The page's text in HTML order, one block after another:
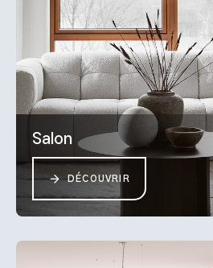
Salon
DÉCOUVRIR